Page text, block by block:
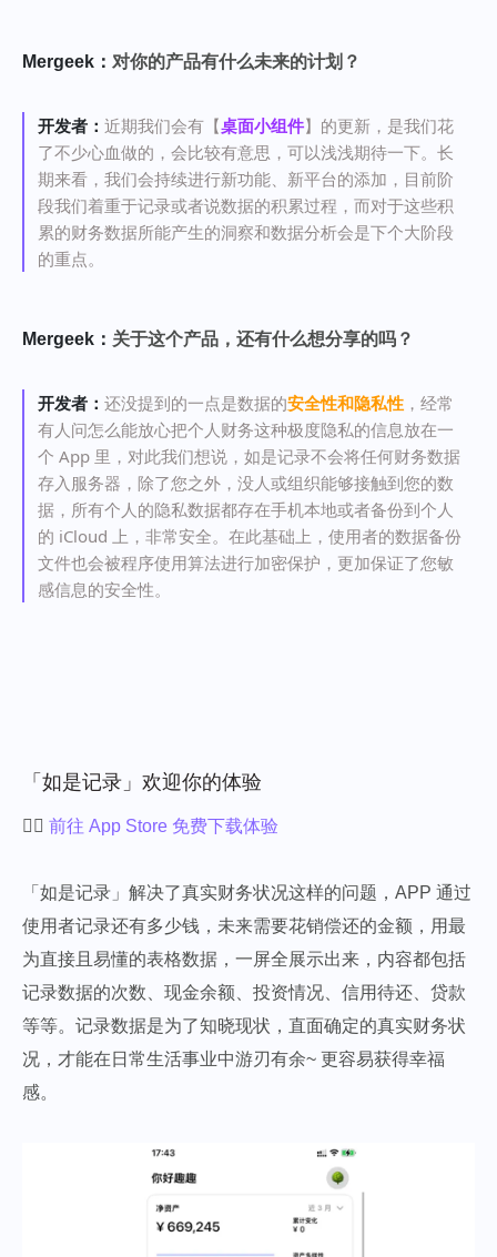
Mergeek： 对你的产品有什么未来的计划？
开发者： 近期我们会有【桌面小组件】的更新，是我们花
了不少心血做的，会比较有意思，可以浅浅期待一下。长
期来看，我们会持续进行新功能、新平台的添加，目前阶
段我们着重于记录或者说数据的积累过程，而对于这些积
累的财务数据所能产生的洞察和数据分析会是下个大阶段
的重点。
Mergeek： 关于这个产品，还有什么想分享的吗？
开发者： 还没提到的一点是数据的安全性和隐私性 ，经常
有人问怎么能放心把个人财务这种极度隐私的信息放在一
个 App 里，对此我们想说，如是记录不会将任何财务数据
存入服务器，除了您之外，没人或组织能够接触到您的数
据，所有个人的隐私数据都存在手机本地或者备份到个人
的 iCloud 上，非常安全。在此基础上，使用者的数据备份
文件也会被程序使用算法进行加密保护，更加保证了您敏
感信息的安全性。
「如是记录」欢迎你的体验
👉🏻 前往 App Store 免费下载体验
「如是记录」解决了真实财务状况这样的问题，APP 通过
使用者记录还有多少钱，未来需要花销偿还的金额，用最
为直接且易懂的表格数据，一屏全展示出来，内容都包括
记录数据的次数、现金余额、投资情况、信用待还、贷款
等等。记录数据是为了知晓现状，直面确定的真实财务状
况，才能在日常生活事业中游刃有余~ 更容易获得幸福
感。